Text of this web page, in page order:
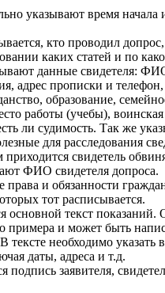
указывают время начала
кто проводил
каких статей и по
данные свидетеля:
адрес прописки и
образование,
работы (учебы), воинская
ли судимость. Так же
для расследования
свидетель
ФИО свидетеля допроса.
права и обязанности
тот расписывается.
основной текст показаний.
примера и может быть
тексте необходимо указать
даты, адреса и т.д.
подпись заявителя,